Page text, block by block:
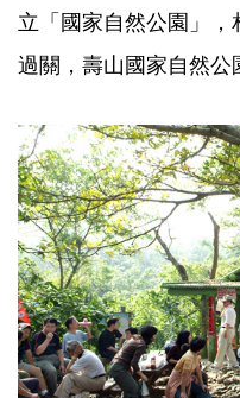
立「國家自然公園」
過關，壽山國家自然公